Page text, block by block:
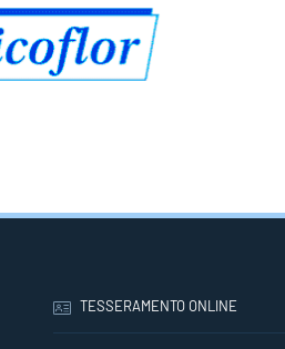
TESSERAMENTO ONLINE